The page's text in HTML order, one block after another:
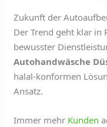
Zukunft der
Der Trend geht klar in
bewusster
Autohandwäsche
halal-konformen
Ansatz.
Immer mehr Kunden